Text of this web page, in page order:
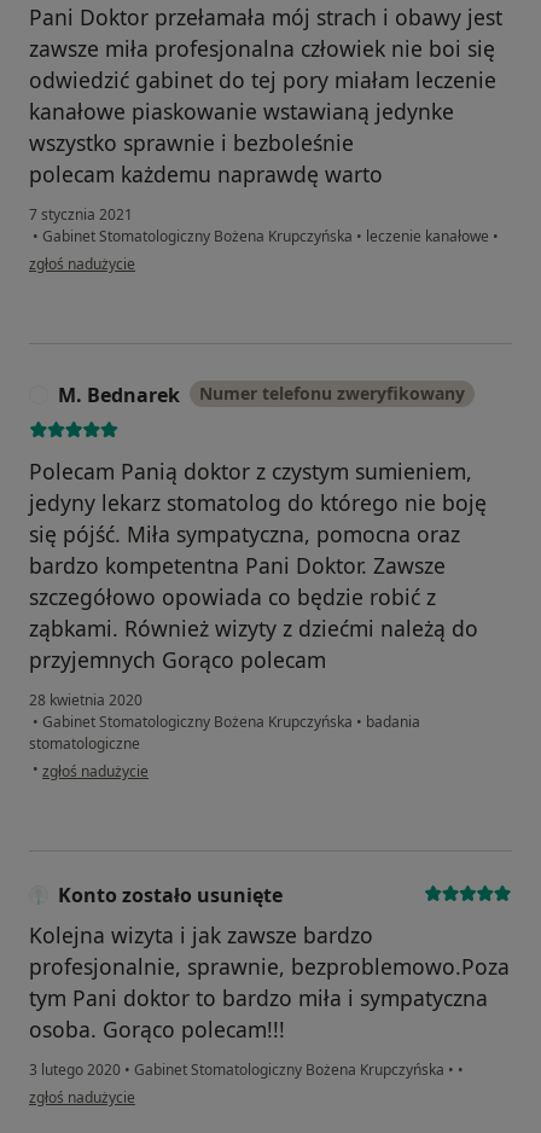
Pani Doktor przełamała mój strach i obawy jest
zawsze miła profesjonalna człowiek nie boi się
odwiedzić gabinet do tej pory miałam leczenie
kanałowe piaskowanie wstawianą jedynke
wszystko sprawnie i bezboleśnie
polecam każdemu naprawdę warto
7 stycznia 2021
• Gabinet Stomatologiczny Bożena Krupczyńska • leczenie kanałowe •
w opinii użytkownika Bożena
zgłoś nadużycie
M. Bednarek Numer telefonu zweryfikowany
Polecam Panią doktor z czystym sumieniem,
jedyny lekarz stomatolog do którego nie boję
się pójść. Miła sympatyczna, pomocna oraz
bardzo kompetentna Pani Doktor. Zawsze
szczegółowo opowiada co będzie robić z
ząbkami. Również wizyty z dziećmi należą do
przyjemnych Gorąco polecam
28 kwietnia 2020
• Gabinet Stomatologiczny Bożena Krupczyńska • badania
stomatologiczne
• w opinii użytkownika M. Bednarek
zgłoś nadużycie
Konto zostało usunięte
Kolejna wizyta i jak zawsze bardzo
profesjonalnie, sprawnie, bezproblemowo.Poza
tym Pani doktor to bardzo miła i sympatyczna
osoba. Gorąco polecam!!!
3 lutego 2020 • Gabinet Stomatologiczny Bożena Krupczyńska • •
w opinii użytkownika Konto zostało usunięte
zgłoś nadużycie